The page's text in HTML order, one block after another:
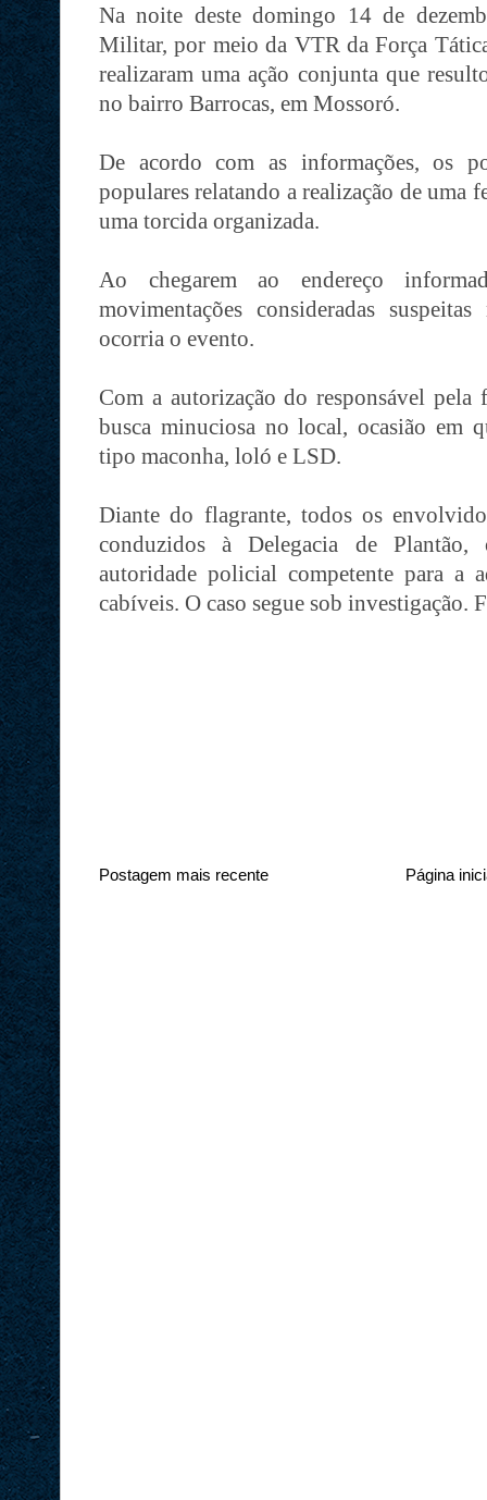
Na noite deste domingo 14 de
Militar, por meio da VTR da Força
realizaram uma ação conjunta que
no bairro Barrocas, em Mossoró.
De acordo com as informações, os
populares relatando a realização de uma
uma torcida organizada.
Ao chegarem ao endereço
movimentações consideradas
ocorria o evento.
Com a autorização do responsável pela
busca minuciosa no local, ocasião em
tipo maconha, loló e LSD.
Diante do flagrante, todos os
conduzidos à Delegacia de
autoridade policial competente para a
cabíveis. O caso segue sob investigação.
Postagem mais recente Página